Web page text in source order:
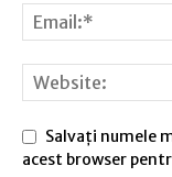
Salvați numele
acest browser